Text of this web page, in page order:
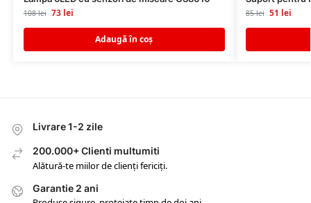
108lei 73 lei
Adaugă în coș
85lei 51 lei
Livrare 1-2 zile
200.000+ Clienti multumiti
Alătură-te miilor de clienți fericiți.
Garantie 2 ani